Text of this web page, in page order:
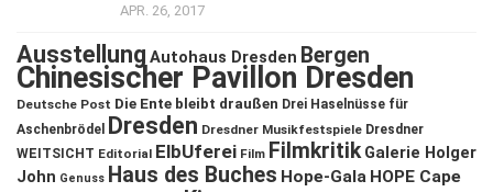
APR. 26, 2017
Ausstellung Autohaus Dresden Bergen
Chinesischer Pavillon Dresden
Deutsche Post Die Ente bleibt draußen Drei Haselnüsse für
Aschenbrödel
Dresden Dresdner Musikfestspiele Dresdner
WEITSICHT Editorial ElbUferei Film Filmkritik Galerie Holger
John Genuss Haus des Buches Hope-Gala HOPE Cape